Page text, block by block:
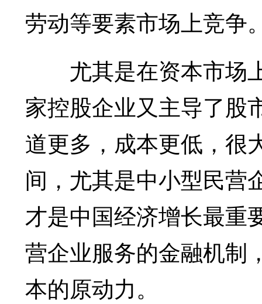
劳动等要素市场上竞争
尤其是在资本市场
家控股企业又主导了股
道更多，成本更低，很
间，尤其是中小型民营
才是中国经济增长最重
营企业服务的金融机制
本的原动力。